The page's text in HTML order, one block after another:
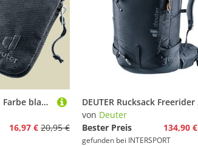
Zip Wallet schwarz - Farbe black-desert
16,97 € 20,95 €
von Deuter
Bester Preis
134,90 €
gefunden bei INTERSPORT